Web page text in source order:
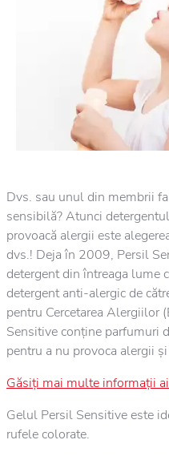
Dvs. sau unul din membrii
sensibilă? Atunci
provoacă alergii este
dvs.! Deja în 2009, Persil
detergent din întreaga lume
detergent anti-alergic de
pentru Cercetarea Alergiilor
Sensitive conține parfumuri
pentru a nu provoca alergii
Găsiți mai multe informații
Gelul Persil Sensitive este
rufele colorate.